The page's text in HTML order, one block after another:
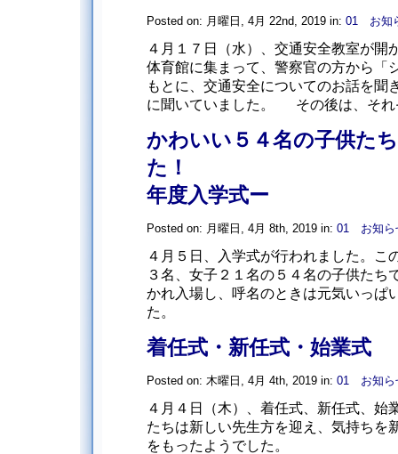
Posted on: 月曜日, 4月 22nd, 2019 in: 01 お知
４月１７日（水）、交通安全教室が開
体育館に集まって、警察官の方から「
もとに、交通安全についてのお話を聞
に聞いていました。 その後は、そ
かわいい５４名の子供た
た！ ー平
年度入学式ー
Posted on: 月曜日, 4月 8th, 2019 in: 01 お知ら
４月５日、入学式が行われました。こ
３名、女子２１名の５４名の子供たち
かれ入場し、呼名のときは元気いっぱ
た。 校長先生
着任式・新任式・始業式
Posted on: 木曜日, 4月 4th, 2019 in: 01 お知ら
４月４日（木）、着任式、新任式、始
たちは新しい先生方を迎え、気持ちを
をもったようでした。